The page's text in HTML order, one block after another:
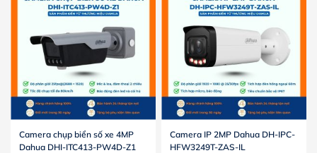
Camera chụp biển số xe 4MP
Dahua DHI-ITC413-PW4D-Z1
Camera IP 2MP Dahua DH-IPC-
HFW3249T-ZAS-IL